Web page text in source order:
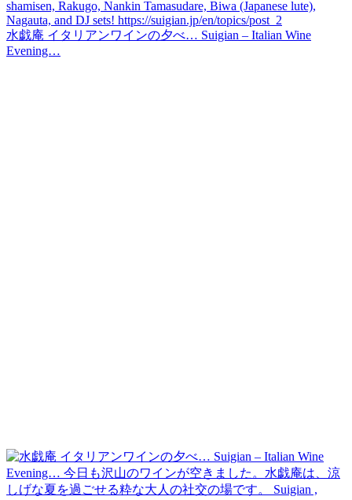
水戯庵 イタリアンワインの夕べ… Suigian – Italian Wine
Evening…